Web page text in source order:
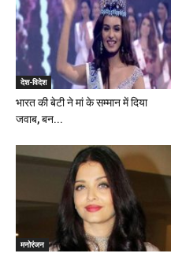
देश-विदेश
भारत की बेटी ने मां के सम्मान में दिया
जवाब, बन...
मनोरंजन